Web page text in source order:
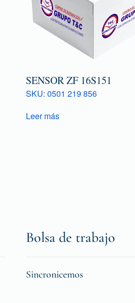
SENSOR ZF 16S151
SKU: 0501 219 856
Leer más
Bolsa de trabajo
Sincronicemos